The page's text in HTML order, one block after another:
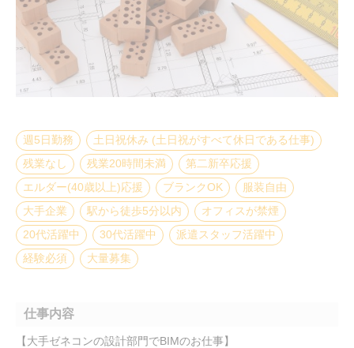
週5日勤務
土日祝休み (土日祝がすべて休日である仕事)
残業なし
残業20時間未満
第二新卒応援
エルダー(40歳以上)応援
ブランクOK
服装自由
大手企業
駅から徒歩5分以内
オフィスが禁煙
20代活躍中
30代活躍中
派遣スタッフ活躍中
経験必須
大量募集
仕事内容
【大手ゼネコンの設計部門でBIMのお仕事】